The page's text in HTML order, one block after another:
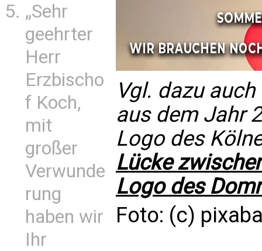
„Sehr
geehrter
Herr
Erzbischo
f Koch,
mit
großer
Verwunde
rung
haben wir
Ihr
Vgl. dazu
aus dem Jahr
Logo des
Lücke
Logo des
Foto: (c)